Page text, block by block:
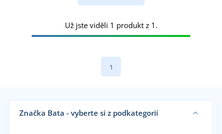
Už jste viděli 1 produkt z 1.
1
Značka Bata - vyberte si z podkategorií